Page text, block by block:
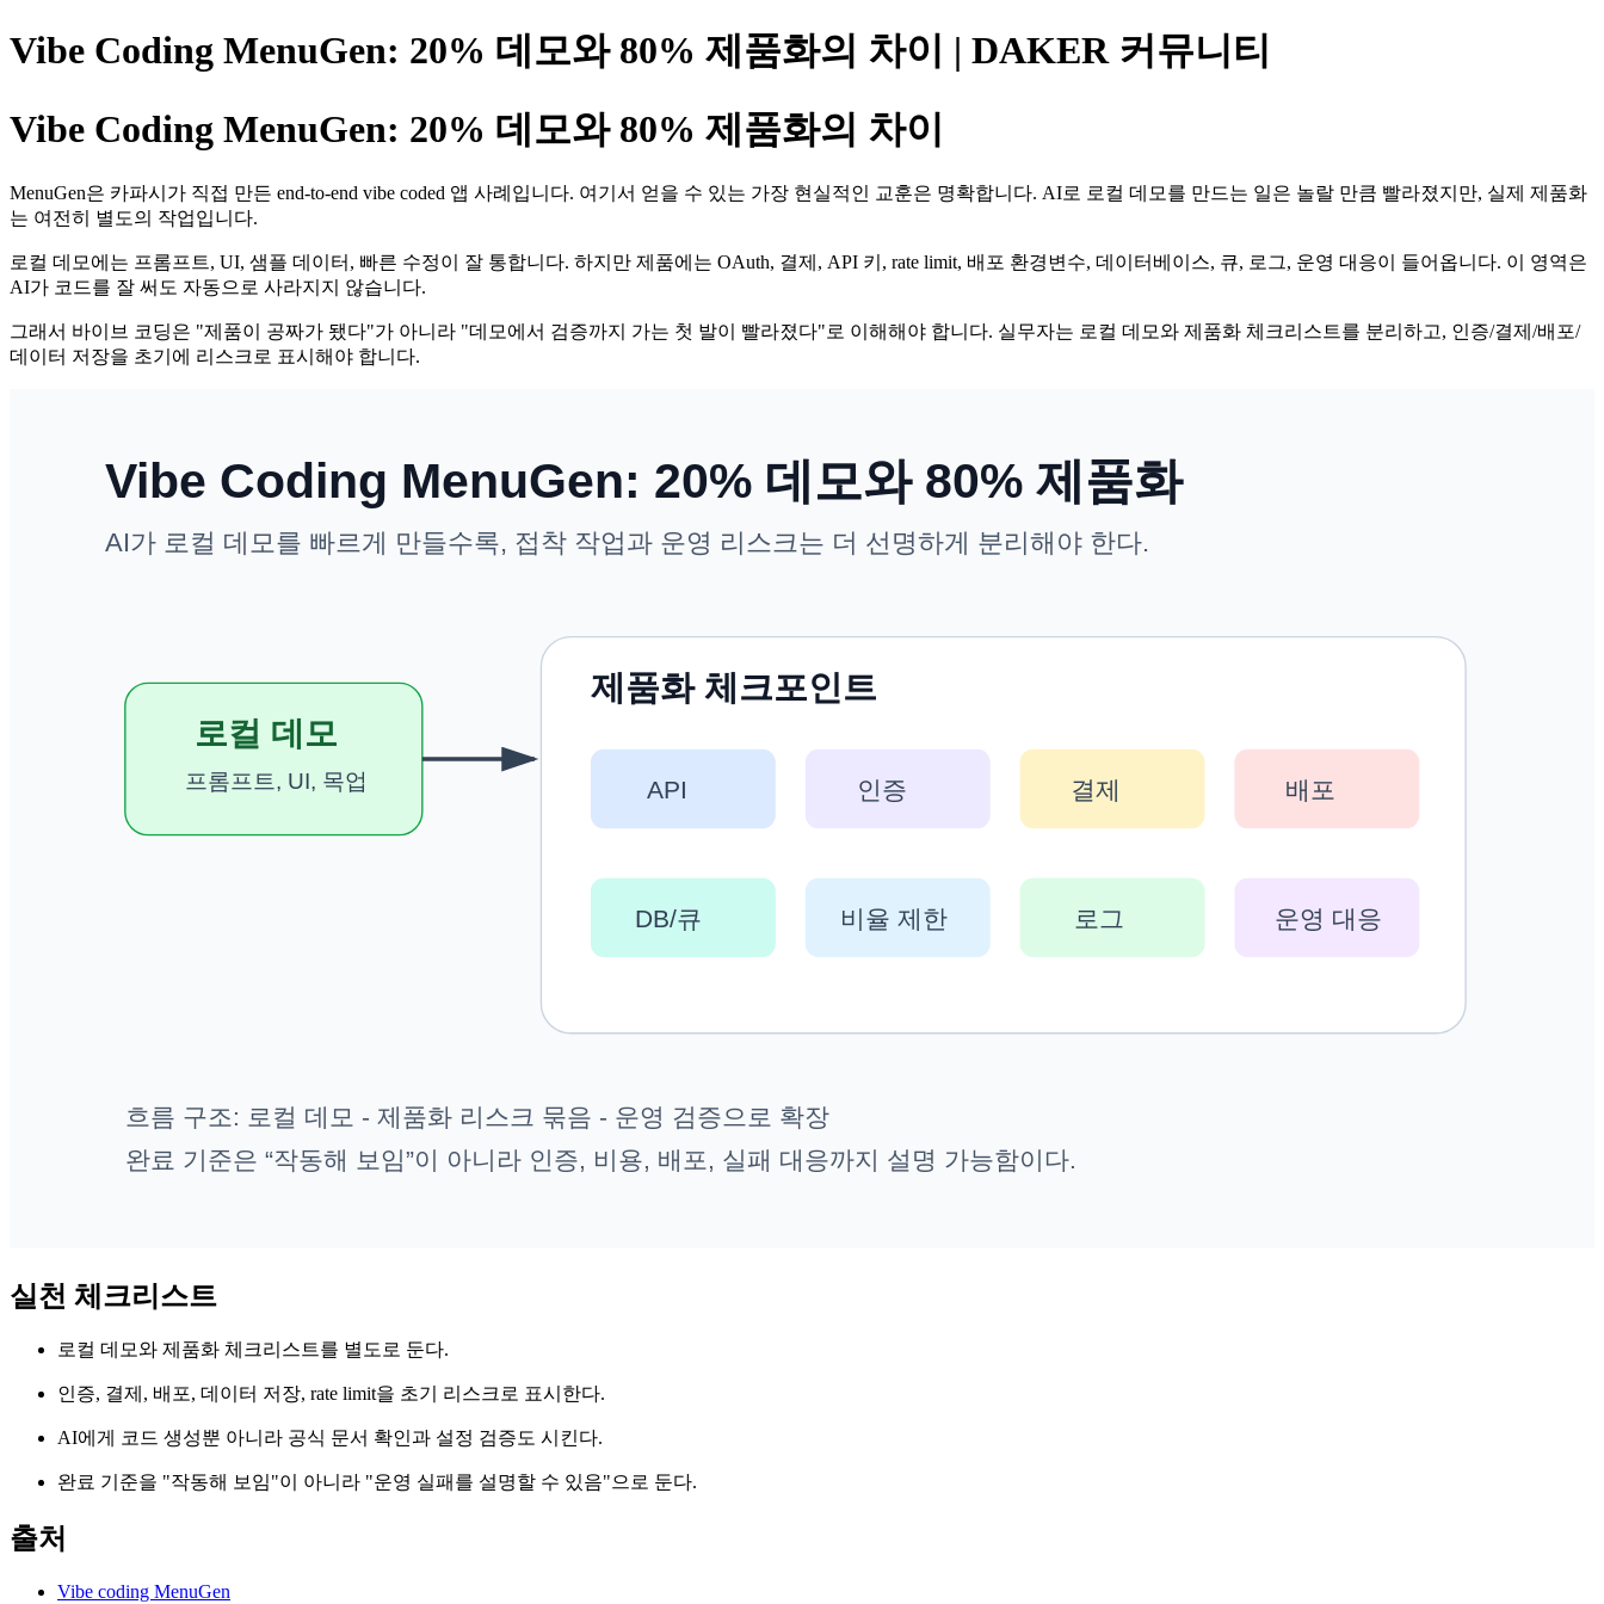
Vibe Coding MenuGen: 20% 데모와 80% 제품화의 차이 | DAKER 커뮤니티
Vibe Coding MenuGen: 20% 데모와 80% 제품화의 차이
MenuGen은 카파시가 직접 만든 end-to-end vibe coded 앱 사례입니다. 여기서 얻을 수 있는 가장 현실적인 교훈은 명확합니다. AI로 로컬 데모를 만드는 일은 놀랄 만큼 빨라졌지만, 실제 제품화
는 여전히 별도의 작업입니다.
로컬 데모에는 프롬프트, UI, 샘플 데이터, 빠른 수정이 잘 통합니다. 하지만 제품에는 OAuth, 결제, API 키, rate limit, 배포 환경변수, 데이터베이스, 큐, 로그, 운영 대응이 들어옵니다. 이 영역은
AI가 코드를 잘 써도 자동으로 사라지지 않습니다.
그래서 바이브 코딩은 "제품이 공짜가 됐다"가 아니라 "데모에서 검증까지 가는 첫 발이 빨라졌다"로 이해해야 합니다. 실무자는 로컬 데모와 제품화 체크리스트를 분리하고, 인증/결제/배포/
데이터 저장을 초기에 리스크로 표시해야 합니다.
실천 체크리스트
로컬 데모와 제품화 체크리스트를 별도로 둔다.
인증, 결제, 배포, 데이터 저장, rate limit을 초기 리스크로 표시한다.
AI에게 코드 생성뿐 아니라 공식 문서 확인과 설정 검증도 시킨다.
완료 기준을 "작동해 보임"이 아니라 "운영 실패를 설명할 수 있음"으로 둔다.
출처
Vibe coding MenuGen